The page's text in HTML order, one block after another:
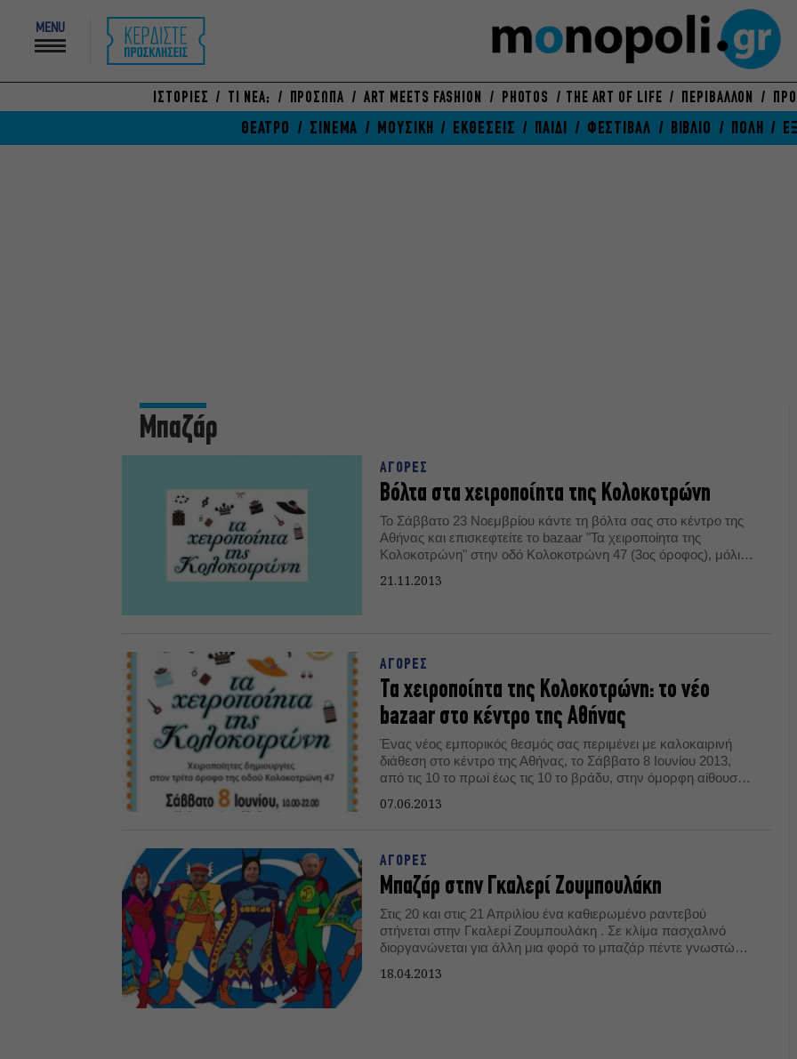
MENU
ΙΣΤΟΡΙΕΣ ΤΙ ΝΕΑ; ΠΡΟΣΩΠΑ ART MEETS FASHION PHOTOS THE ART OF LIFE ΠΕΡΙΒΑΛΛΟΝ
ΘΕΑΤΡΟ ΣΙΝΕΜΑ ΜΟΥΣΙΚΗ ΕΚΘΕΣΕΙΣ ΠΑΙΔΙ ΦΕΣΤΙΒΑΛ ΒΙΒΛΙΟ ΠΟΛΗ
Μπαζάρ
ΑΓΟΡΕΣ
Βόλτα στα χειροποίητα της Κολοκοτρώνη
Το Σάββατο 23 Νοεμβρίου κάντε τη βόλτα σας στο κέντρο της
Αθήνας και επισκεφτείτε το bazaar "Τα χειροποίητα της
Κολοκοτρώνη" στην οδό Κολοκοτρώνη 47 (3ος όροφος), μόλις
21.11.2013
ΑΓΟΡΕΣ
Τα χειροποίητα της Κολοκοτρώνη: το νέο
bazaar στο κέντρο της Αθήνας
Ένας νέος εμπορικός θεσμός σας περιμένει με καλοκαιρινή
διάθεση στο κέντρο της Αθήνας, το Σάββατο 8 Ιουνίου 2013,
από τις 10 το πρωί έως τις 10 το βράδυ, στην όμορφη αίθουσα
σταθμό Μοναστηράκι.
07.06.2013
ΑΓΟΡΕΣ
Μπαζάρ στην Γκαλερί Ζουμπουλάκη
Στις 20 και στις 21 Απριλίου ένα καθιερωμένο ραντεβού
στήνεται στην Γκαλερί Ζουμπουλάκη . Σε κλίμα πασχαλινό
διοργανώνεται για άλλη μια φορά το μπαζάρ πέντε γνωστών
18.04.2013